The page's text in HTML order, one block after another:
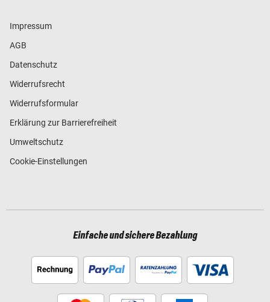
Impressum
AGB
Datenschutz
Widerrufsrecht
Widerrufsformular
Erklärung zur Barrierefreiheit
Umweltschutz
Cookie-Einstellungen
Einfache und sichere Bezahlung